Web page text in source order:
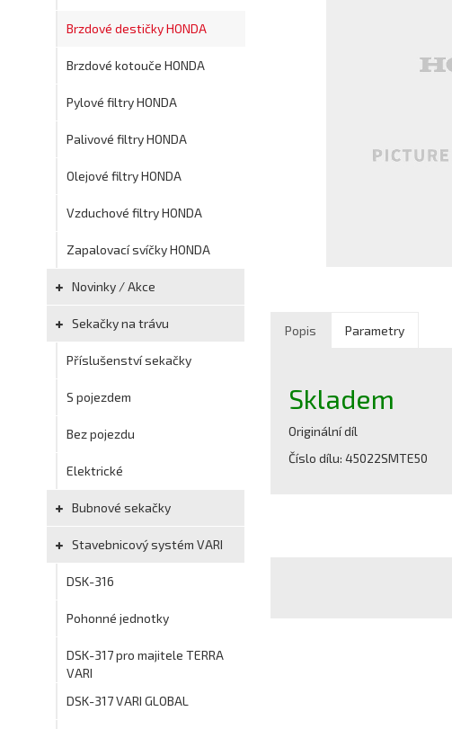
Brzdové destičky HONDA
Brzdové kotouče HONDA
Pylové filtry HONDA
Palivové filtry HONDA
Olejové filtry HONDA
Vzduchové filtry HONDA
Zapalovací svíčky HONDA
Novinky / Akce
Sekačky na trávu
Příslušenství sekačky
S pojezdem
Bez pojezdu
Elektrické
Bubnové sekačky
Stavebnicový systém VARI
DSK-316
Pohonné jednotky
DSK-317 pro majitele TERRA
VARI
DSK-317 VARI GLOBAL
Popis Parametry
Skladem
Originální díl
Číslo dílu: 45022SMTE50